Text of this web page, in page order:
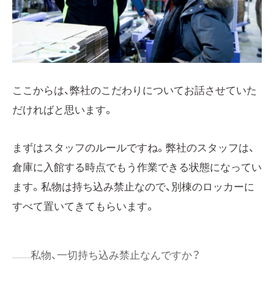
ここからは、弊社のこだわりについてお話させていた
だければと思います。
まずはスタッフのルールですね。弊社のスタッフは、
倉庫に入館する時点でもう作業できる状態になってい
ます。私物は持ち込み禁止なので、別棟のロッカーに
すべて置いてきてもらいます。
私物、一切持ち込み禁止なんですか？